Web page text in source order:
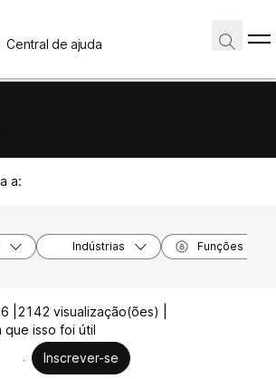
Central de ajuda
a:
Indústrias Funções
|
2142 visualização(ões) |
que isso foi útil
Inscrever-se